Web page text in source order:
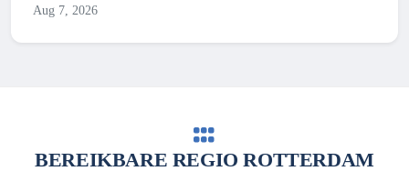
Aug 7, 2026
BEREIKBARE REGIO ROTTERDAM